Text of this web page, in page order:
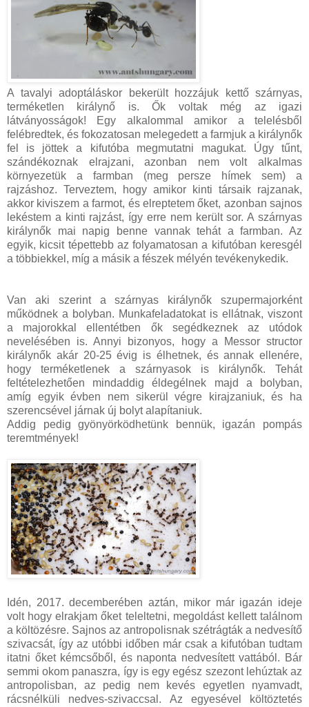
A tavalyi adoptáláskor bekerült hozzájuk kettő szárnyas,
terméketlen királynő is. Ők voltak még az igazi
látványosságok! Egy alkalommal amikor a telelésből
felébredtek, és fokozatosan melegedett a farmjuk a királynők
fel is jöttek a kifutóba megmutatni magukat. Úgy tűnt,
szándékoznak elrajzani, azonban nem volt alkalmas
környezetük a farmban (meg persze hímek sem) a
rajzáshoz. Terveztem, hogy amikor kinti társaik rajzanak,
akkor kiviszem a farmot, és elreptetem őket, azonban sajnos
lekéstem a kinti rajzást, így erre nem került sor. A szárnyas
királynők mai napig benne vannak tehát a farmban. Az
egyik, kicsit tépettebb az folyamatosan a kifutóban keresgél
a többiekkel, míg a másik a fészek mélyén tevékenykedik.
Van aki szerint a szárnyas királynők szupermajorként
működnek a bolyban. Munkafeladatokat is ellátnak, viszont
a majorokkal ellentétben ők segédkeznek az utódok
nevelésében is. Annyi bizonyos, hogy a Messor structor
királynők akár 20-25 évig is élhetnek, és annak ellenére,
hogy terméketlenek a szárnyasok is királynők. Tehát
feltételezhetően mindaddig éldegélnek majd a bolyban,
amíg egyik évben nem sikerül végre kirajzaniuk, és ha
szerencsével járnak új bolyt alapítaniuk.
Addig pedig gyönyörködhetünk bennük, igazán pompás
teremtmények!
Idén, 2017. decemberében aztán, mikor már igazán ideje
volt hogy elrakjam őket teleltetni, megoldást kellett találnom
a költözésre. Sajnos az antropolisnak szétrágták a nedvesítő
szivacsát, így az utóbbi időben már csak a kifutóban tudtam
itatni őket kémcsőből, és naponta nedvesített vattából. Bár
semmi okom panaszra, így is egy egész szezont lehúztak az
antropolisban, az pedig nem kevés egyetlen nyamvadt,
rácsnélküli nedves-szivaccsal. Az egyesével költöztetés